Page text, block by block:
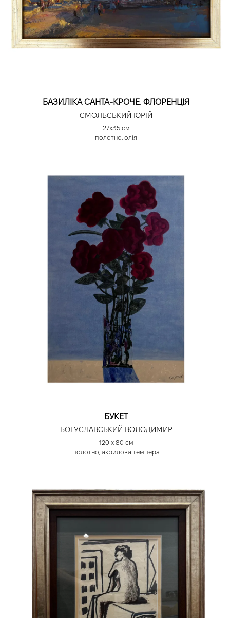
БАЗИЛІКА САНТА-КРОЧЕ. ФЛОРЕНЦІЯ
СМОЛЬСЬКИЙ ЮРІЙ
27х35 см
полотно, олія
БУКЕТ
БОГУСЛАВСЬКИЙ ВОЛОДИМИР
120 х 80 см
полотно, акрилова темпера